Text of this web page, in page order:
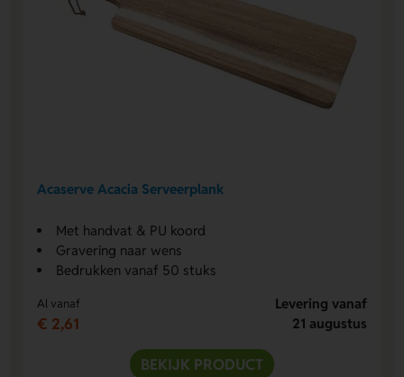
Acaserve Acacia Serveerplank
Met handvat & PU koord
Gravering naar wens
Bedrukken vanaf 50 stuks
Al vanaf
€ 2,61
Levering vanaf
21 augustus
BEKIJK PRODUCT